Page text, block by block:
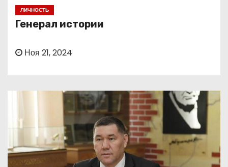
ЛИЧНОСТЬ
Генерал истории
Ноя 21, 2024